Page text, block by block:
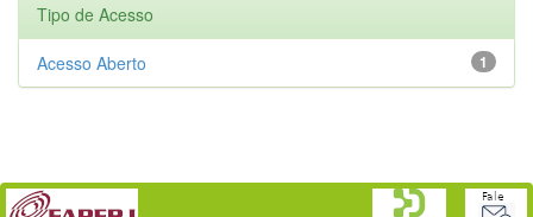
Tipo de Acesso
1
Acesso Aberto